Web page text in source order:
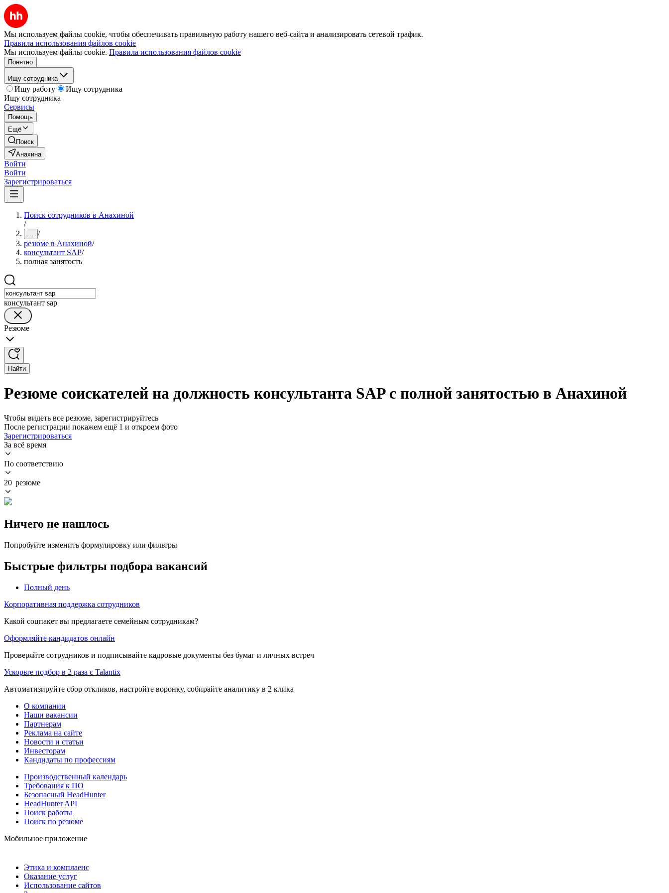
Мы используем файлы cookie, чтобы обеспечивать правильную работу нашего веб-сайта и анализировать сетевой трафик.
Правила использования файлов cookie
Мы используем файлы cookie. Правила использования файлов cookie
Понятно
Ищу сотрудника
Ищу работу
Ищу сотрудника
Ищу сотрудника
Сервисы
Помощь
Ещё
Поиск
Анахина
Войти
Войти
Зарегистрироваться
Поиск сотрудников в Анахиной
/
... /
резюме в Анахиной/
консультант SAP/
полная занятость
консультант sap
Резюме
Найти
Резюме соискателей на должность консультанта SAP с полной занятостью в Анахиной
Чтобы видеть все резюме, зарегистрируйтесь
После регистрации покажем ещё 1 и откроем фото
Зарегистрироваться
За всё время
По соответствию
20 резюме
Ничего не нашлось
Попробуйте изменить формулировку или фильтры
Быстрые фильтры подбора вакансий
Полный день
Корпоративная поддержка сотрудников
Какой соцпакет вы предлагаете семейным сотрудникам?
Оформляйте кандидатов онлайн
Проверяйте сотрудников и подписывайте кадровые документы без бумаг и личных встреч
Ускорьте подбор в 2 раза с Talantix
Автоматизируйте сбор откликов, настройте воронку, собирайте аналитику в 2 клика
О компании
Наши вакансии
Партнерам
Реклама на сайте
Новости и статьи
Инвесторам
Кандидаты по профессиям
Производственный календарь
Требования к ПО
Безопасный HeadHunter
HeadHunter API
Поиск работы
Поиск по резюме
Мобильное приложение
Этика и комплаенс
Оказание услуг
Использование сайтов